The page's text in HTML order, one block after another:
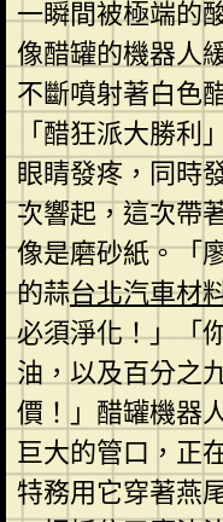
一瞬間被極端的
像醋罐的機器人
不斷噴射著白色
「醋狂派大勝
眼睛發疼，同時
次響起，這次帶
像是磨砂紙。「
的蒜台北汽車材
必須淨化！」「
油，以及百分之
價！」醋罐機器
巨大的管口，正
特務用它穿著燕